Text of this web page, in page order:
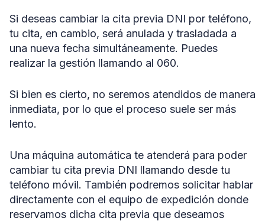
Si deseas cambiar la cita previa DNI por teléfono,
tu cita, en cambio, será anulada y trasladada a
una nueva fecha simultáneamente. Puedes
realizar la gestión llamando al 060.
Si bien es cierto, no seremos atendidos de manera
inmediata, por lo que el proceso suele ser más
lento.
Una máquina automática te atenderá para poder
cambiar tu cita previa DNI llamando desde tu
teléfono móvil. También podremos solicitar hablar
directamente con el equipo de expedición donde
reservamos dicha cita previa que deseamos